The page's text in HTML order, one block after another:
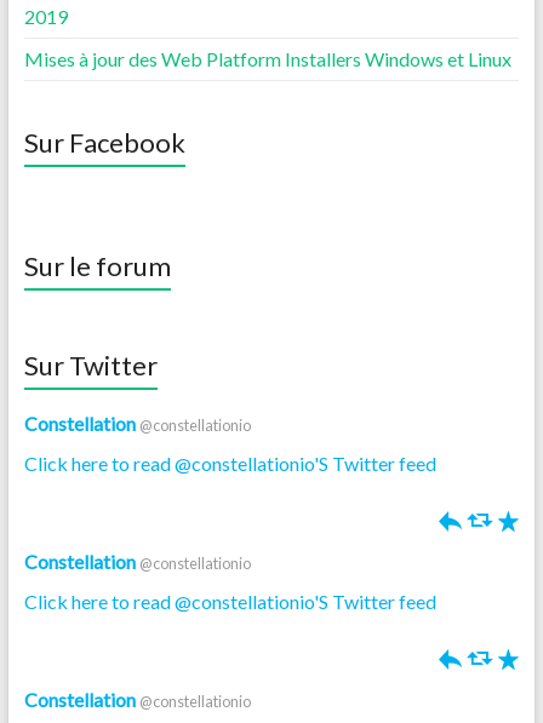
2019
Mises à jour des Web Platform Installers Windows et Linux
Sur Facebook
Sur le forum
Sur Twitter
Constellation @constellationio
Click here to read @constellationio'S Twitter feed
h J R
Constellation @constellationio
Click here to read @constellationio'S Twitter feed
h J R
Constellation @constellationio